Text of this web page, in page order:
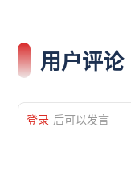
用户评论
登录 后可以发言